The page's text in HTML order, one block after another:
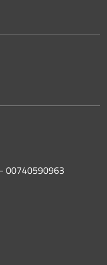
00740590963